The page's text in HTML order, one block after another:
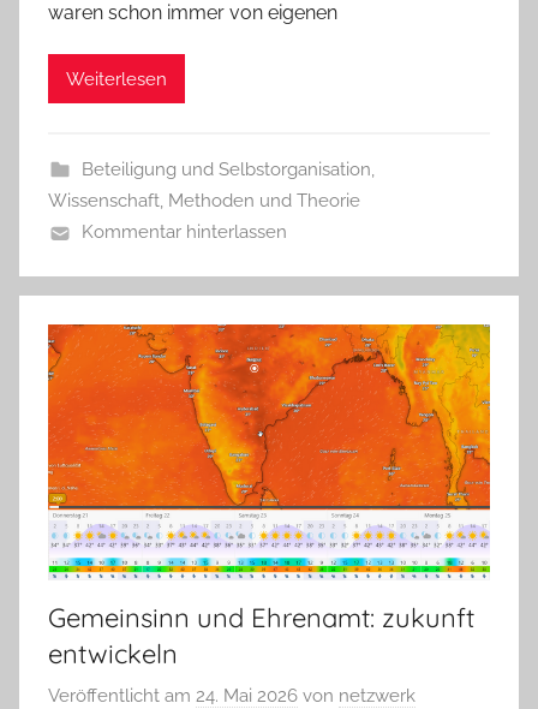
waren schon immer von eigenen
Weiterlesen
Beteiligung und Selbstorganisation,
Wissenschaft, Methoden und Theorie
Kommentar hinterlassen
Gemeinsinn und Ehrenamt: zukunft
entwickeln
Veröffentlicht am 24. Mai 2026 von netzwerk